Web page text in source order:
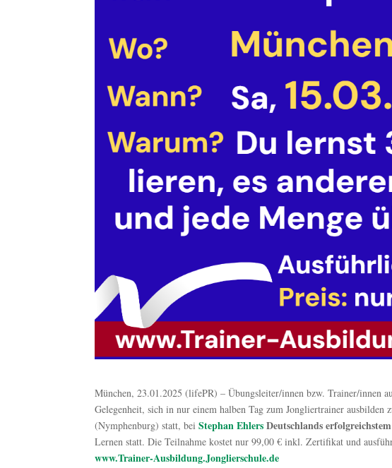
München, 23.01.2025 (lifePR) – Übungsleiter/innen bzw. Trainer/innen
Gelegenheit, sich in nur einem halben Tag zum Jongliertrainer
(Nymphenburg) statt, beiStephan EhlersDeutschlands
Lernen statt. Die Teilnahme kostet nur 99,00 € inkl. Zertifikat und
www.Trainer-Ausbildung.Jonglierschule.de